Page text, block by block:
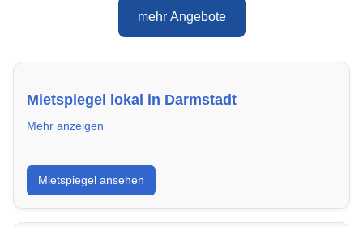
mehr Angebote
Mietspiegel lokal in Darmstadt
Mehr anzeigen
Erhalte einen Überblick über die aktuellen Mietpreise
regional in Darmstadt. So weißt du genau, welche
Miete fair ist und wo sich ein Vergleich lohnt.
Mietspiegel ansehen